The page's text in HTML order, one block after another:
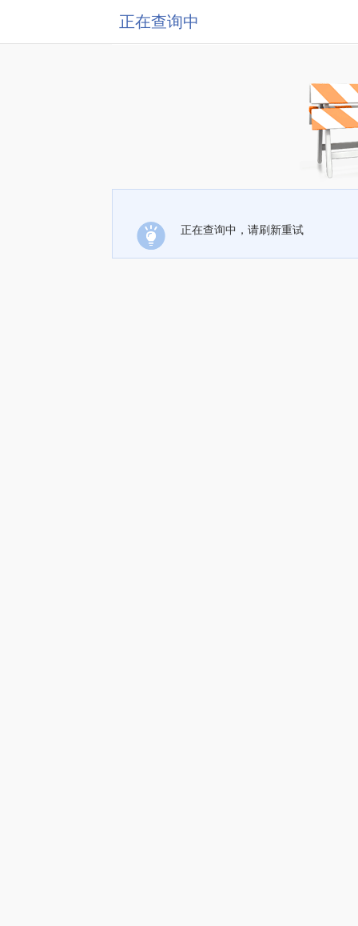
正在查询中
正在查询中，请刷新重试